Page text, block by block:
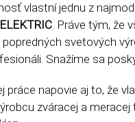
vlastní jednu z
. Práve tým, že
popredných svetových
Snažíme sa
práce napovie aj to, že
zváracej a